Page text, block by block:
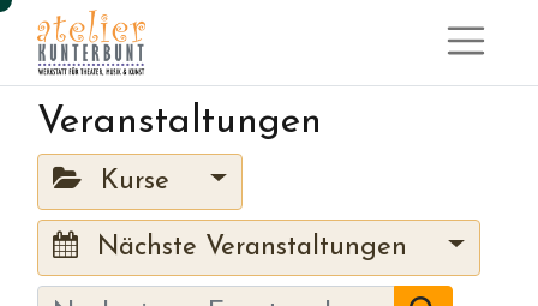
Veranstaltungen
Kurse
Nächste Veranstaltungen